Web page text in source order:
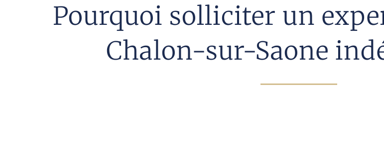
Pourquoi solliciter un
Chalon-sur-Saone